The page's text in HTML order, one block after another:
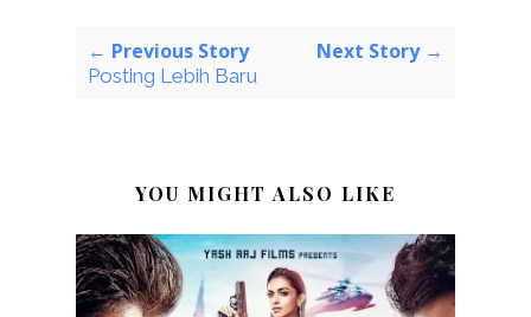
← Previous Story
Posting Lebih Baru
Next Story →
YOU MIGHT ALSO LIKE